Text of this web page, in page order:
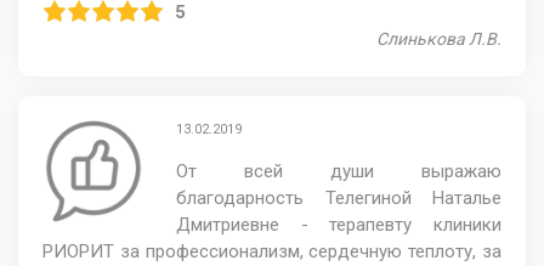
5
Слинькова Л.В.
13.02.2019
От всей души выражаю
благодарность Телегиной Наталье
Дмитриевне - терапевту клиники
РИОРИТ за профессионализм, сердечную теплоту, за